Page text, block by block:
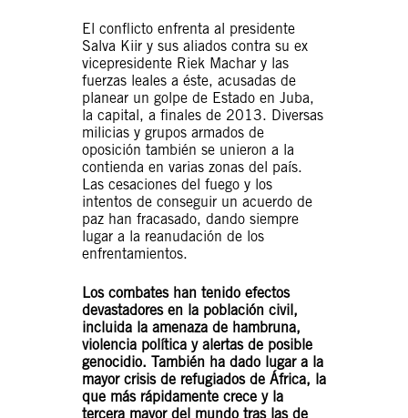
El conflicto enfrenta al presidente
Salva Kiir y sus aliados contra su ex
vicepresidente Riek Machar y las
fuerzas leales a éste, acusadas de
planear un golpe de Estado en Juba,
la capital, a finales de 2013. Diversas
milicias y grupos armados de
oposición también se unieron a la
contienda en varias zonas del país.
Las cesaciones del fuego y los
intentos de conseguir un acuerdo de
paz han fracasado, dando siempre
lugar a la reanudación de los
enfrentamientos.
Los combates han tenido efectos
devastadores en la población civil,
incluida la amenaza de hambruna,
violencia política y alertas de posible
genocidio. También ha dado lugar a la
mayor crisis de refugiados de África, la
que más rápidamente crece y la
tercera mayor del mundo tras las de